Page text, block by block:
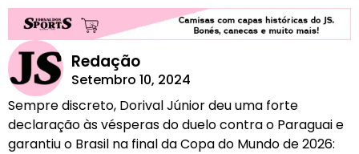
Redação
Setembro 10, 2024
Sempre discreto, Dorival Júnior deu uma forte
declaração às vésperas do duelo contra o Paraguai e
garantiu o Brasil na final da Copa do Mundo de 2026: